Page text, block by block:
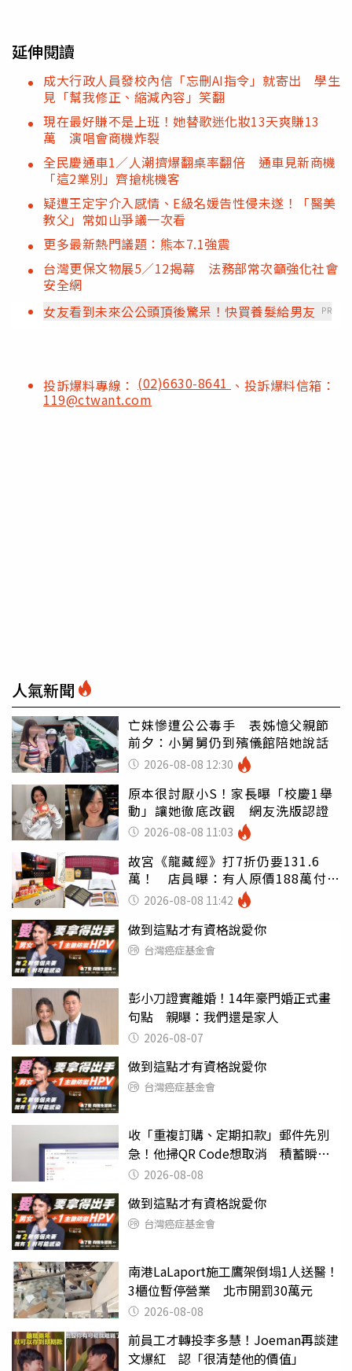
延伸閱讀
成大行政人員發校內信「忘刪AI指令」就寄出 學生
見「幫我修正、縮減內容」笑翻
現在最好賺不是上班！她替歌迷化妝13天爽賺13
萬 演唱會商機炸裂
全民慶通車1／人潮擠爆翻桌率翻倍 通車見新商機
「這2業別」齊搶桃機客
疑遭王定宇介入感情、E級名媛告性侵未遂！「醫美
教父」常如山爭議一次看
更多最新熱門議題：熊本7.1強震
台灣更保文物展5／12揭幕 法務部常次籲強化社會
安全網
女友看到未來公公頭頂後驚呆！快買養髮給男友
PR
投訴爆料專線： (02)6630-8641 、投訴爆料信箱：
119@ctwant.com
人氣新聞
亡妹慘遭公公毒手 表姊憶父親節
前夕：小舅舅仍到殯儀館陪她說話
2026-08-08 12:30
原本很討厭小S！家長曝「校慶1舉
動」讓她徹底改觀 網友洗版認證
2026-08-08 11:03
故宮《龍藏經》打7折仍要131.6
萬！ 店員曝：有人原價188萬付現
購買2026-08-08 11:42
做到這點才有資格說愛你
台灣癌症基金會
彭小刀證實離婚！14年豪門婚正式畫
句點 親曝：我們還是家人
2026-08-07
做到這點才有資格說愛你
台灣癌症基金會
收「重複訂購、定期扣款」郵件先別
急！他掃QR Code想取消 積蓄瞬間
蒸發2026-08-08
做到這點才有資格說愛你
台灣癌症基金會
南港LaLaport施工鷹架倒塌1人送醫！
3櫃位暫停營業 北市開罰30萬元
2026-08-08
前員工才轉投李多慧！Joeman再談建
文爆紅 認「很清楚他的價值」